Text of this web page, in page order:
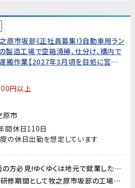
原市坂部《正社員募集!》自動車用ラン
製造工場で空箱清掃、仕分け、構内で
搬作業【2027年3月頃を目処に宮城
円以上
原市
間休日110日
の休日出勤を想定しています
地元が宮城・東北方面の方必見!ゆくゆくは地元で就業したい方にオススメ!
【正社員募集!】まずは研修期間として牧之原市坂部の工場での勤務となり、2007年3月頃を目処に宮城県名取市愛島台の新設工場へ転属になることを前提としています。※工場建設の進捗などにより、転属時期は前後する可能性があります。